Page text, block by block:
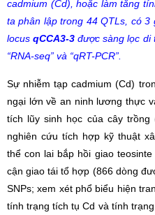
cadmium (Cd), hoặc làm tăng
ta phân lập trong 44 QTLs, có
locus qCCA3-3 được sàng lọc di
“RNA-seq” và “qRT-PCR”.
Sự nhiễm tạp cadmium (Cd)
ngại lớn về an ninh lương thực
tích lũy sinh học của cây trồng
nghiên cứu tích hợp kỹ thuật
thể con lai bắp hồi giao
cận giao tái tổ hợp (866 dòng
SNPs; xem xét phổ biểu hiện
tính trạng tích tụ Cd và tính